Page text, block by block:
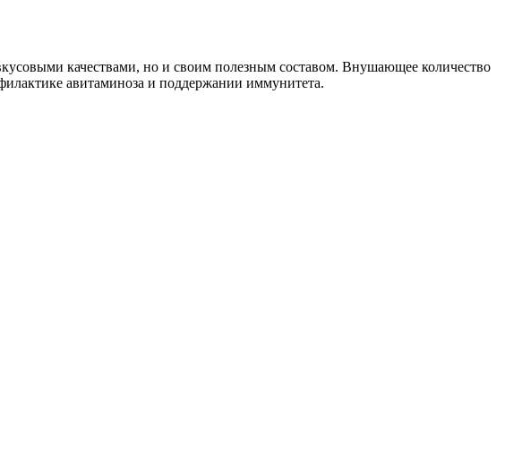
качествами, но и своим полезным составом. Внушающее количество
авитаминоза и поддержании иммунитета.